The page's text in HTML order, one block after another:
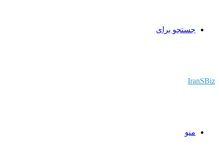
جستجو برای
IranSBiz
منو